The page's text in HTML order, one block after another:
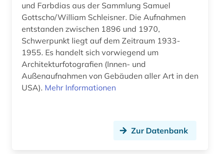
wirtschaftswissenschaften (1)
wohnungswesen (3)
wörterbuch (6)
zeichnung (1)
zeichnungen (1)
zulassung (1)
und Farbdias aus der Sammlung Samuel
Gottscho/William Schleisner. Die Aufnahmen
entstanden zwischen 1896 und 1970,
Schwerpunkt liegt auf dem Zeitraum 1933-
1955. Es handelt sich vorwiegend um
Architekturfotografien (Innen- und
Außenaufnahmen von Gebäuden aller Art in den
USA). Mehr Informationen
Zur Datenbank